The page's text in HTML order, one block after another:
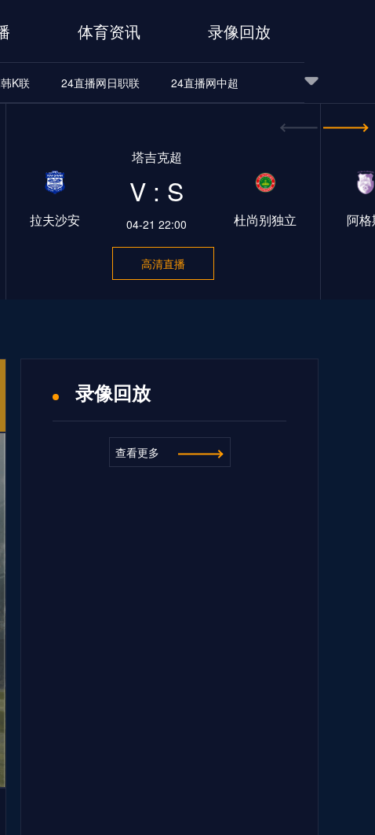
体育资讯 录像回放
K联 24直播网日职联 24直播网中超
24直播网NBA
24直播网NBA
拉夫沙安
塔吉克超
V : S
04-21 22:00 杜尚别独立
高清直播
阿格
录像回放
查看更多